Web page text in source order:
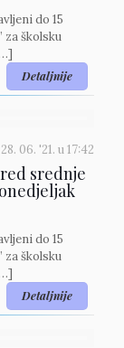
do 15
za školsku
Detaljnije
06. '21. u17:42
srednje
do 15
za školsku
Detaljnije